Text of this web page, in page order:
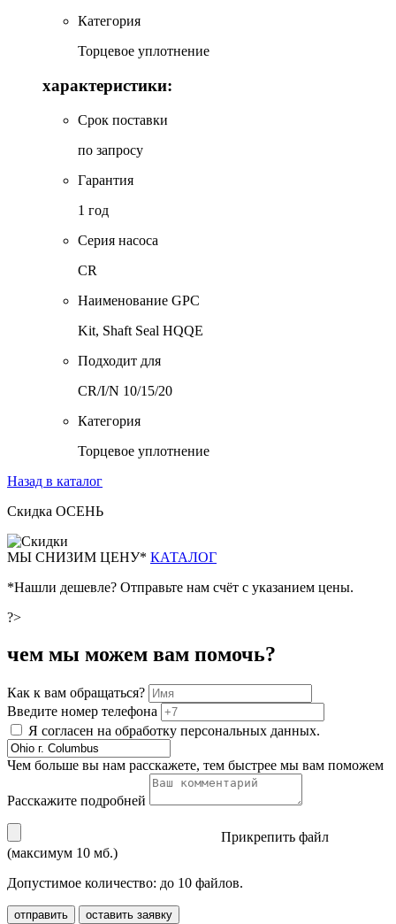
Категория
Торцевое уплотнение
характеристики:
Срок поставки
по запросу
Гарантия
1 год
Серия насоса
CR
Наименование GPC
Kit, Shaft Seal HQQE
Подходит для
CR/I/N 10/15/20
Категория
Торцевое уплотнение
Назад в каталог
Скидка ОСЕНЬ
МЫ СНИЗИМ ЦЕНУ* КАТАЛОГ
*Нашли дешевле? Отправьте нам счёт с указанием цены.
?>
чем мы можем вам помочь?
Как к вам обращаться?
Введите номер телефона
Я согласен на обработку персональных данных.
Чем больше вы нам расскажете, тем быстрее мы вам поможем
Расскажите подробней
Прикрепить файл
(максимум 10 мб.)
Допустимое количество: до 10 файлов.
отправить оставить заявку